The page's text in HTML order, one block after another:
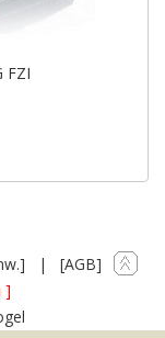
FZI
| [AGB]
]